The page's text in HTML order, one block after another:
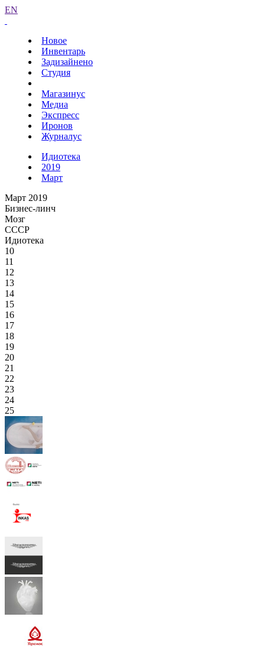
EN
Новое
Инвентарь
Задизайнено
Студия
Магазинус
Медиа
Экспресс
Иронов
Журналус
Идиотека
2019
Март
Март 2019
Бизнес-линч
Мозг
СССР
Идиотека
10
11
12
13
14
15
16
17
18
19
20
21
22
23
24
25